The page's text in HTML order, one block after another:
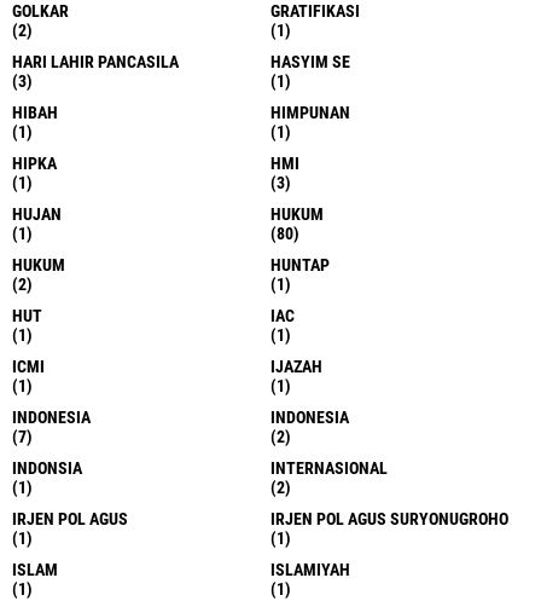
GOLKAR
(2)
GRATIFIKASI
(1)
HARI LAHIR PANCASILA
(3)
HASYIM SE
(1)
HIBAH
(1)
HIMPUNAN
(1)
HIPKA
(1)
HMI
(3)
HUJAN
(1)
HUKUM
(80)
HUKUM
(2)
HUNTAP
(1)
HUT
(1)
IAC
(1)
ICMI
(1)
IJAZAH
(1)
INDONESIA
(7)
INDONESIA
(2)
INDONSIA
(1)
INTERNASIONAL
(2)
IRJEN POL AGUS
(1)
IRJEN POL AGUS SURYONUGROHO
(1)
ISLAM
(1)
ISLAMIYAH
(1)